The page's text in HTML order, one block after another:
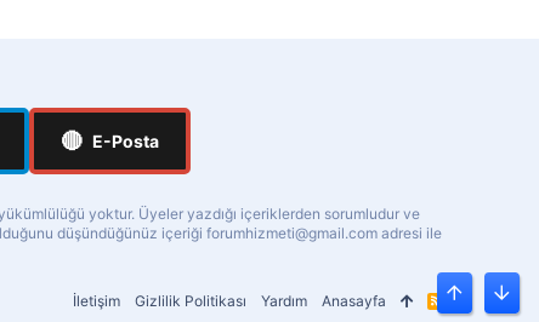
İletişim Gizlilik Politikası Yardım Anasayfa
S
🔴 E-Posta
yoktur. Üyeler yazdığı içeriklerden sorumludur ve
düşündüğünüz içeriği forumhizmeti@gmail.com adresi ile
Üst Alt